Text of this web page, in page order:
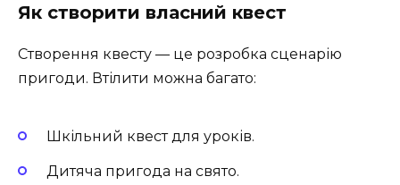
Як створити власний квест
Створення квесту — це розробка сценарію
пригоди. Втілити можна багато:
Шкільний квест для уроків.
Дитяча пригода на свято.